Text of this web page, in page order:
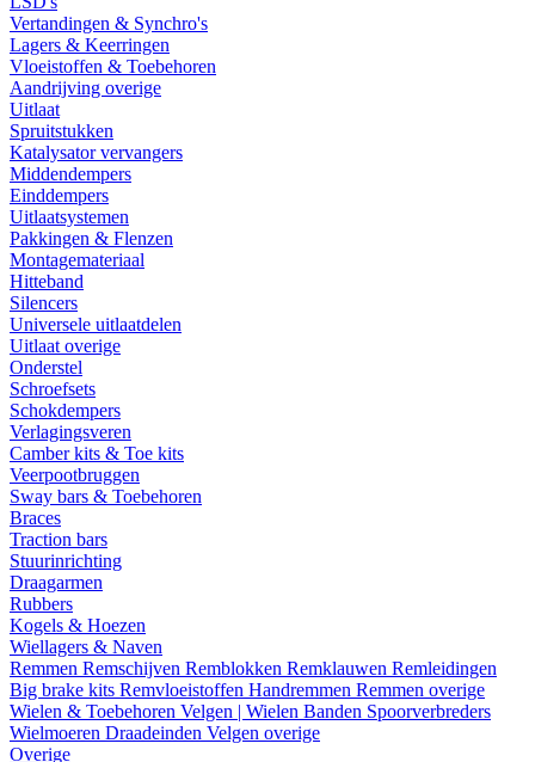
Vertandingen & Synchro's
Lagers & Keerringen
Vloeistoffen & Toebehoren
Aandrijving overige
Uitlaat
Spruitstukken
Katalysator vervangers
Middendempers
Einddempers
Uitlaatsystemen
Pakkingen & Flenzen
Montagemateriaal
Hitteband
Silencers
Universele uitlaatdelen
Uitlaat overige
Onderstel
Schroefsets
Schokdempers
Verlagingsveren
Camber kits & Toe kits
Veerpootbruggen
Sway bars & Toebehoren
Braces
Traction bars
Stuurinrichting
Draagarmen
Rubbers
Kogels & Hoezen
Wiellagers & Naven
Remmen Remschijven Remblokken Remklauwen Remleidingen
Big brake kits Remvloeistoffen Handremmen Remmen overige
Wielen & Toebehoren Velgen | Wielen Banden Spoorverbreders
Wielmoeren Draadeinden Velgen overige
Overige